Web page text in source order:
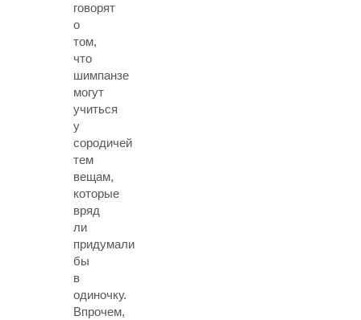
говорят
о
том,
что
шимпанзе
могут
учиться
у
сородичей
тем
вещам,
которые
вряд
ли
придумали
бы
в
одиночку.
Впрочем,